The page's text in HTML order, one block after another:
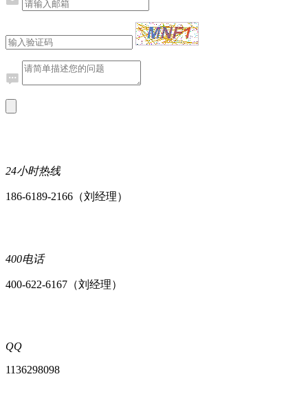
24小时热线
186-6189-2166（刘经理）
400电话
400-622-6167（刘经理）
QQ
1136298098